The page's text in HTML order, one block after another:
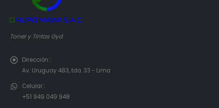
Toner y Tintas Gyd
Dirección::
Av. Uruguay 483, tda. 33 - Lima
Celular::
+51 949 049 948